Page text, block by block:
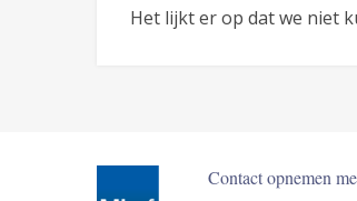
Het lijkt er op dat we niet
Contact opnemen